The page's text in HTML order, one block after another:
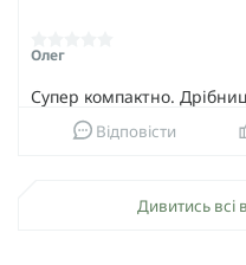
Олег
Супер компактно.
Відповісти
Дивитись всі